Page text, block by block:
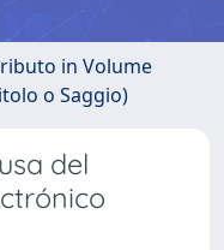
in Volume
o Saggio)
del